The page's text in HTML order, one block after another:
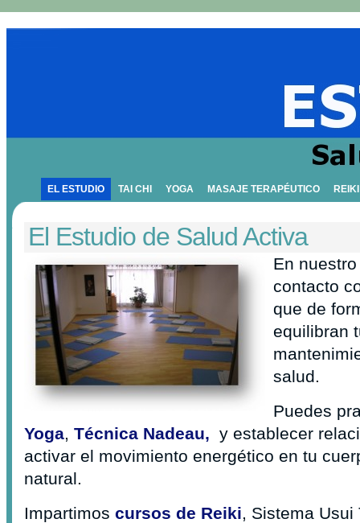
EL ESTUDIO TAI CHI YOGA MASAJE TERAPÉUTICO REIKI
El Estudio de Salud Activa
En
contacto
que de
equilibran
salud.
Puedes
Yoga, Técnica Nadeau, y establecer
activar el movimiento energético en tu
natural.
Impartimos cursos de Reiki, Sistema